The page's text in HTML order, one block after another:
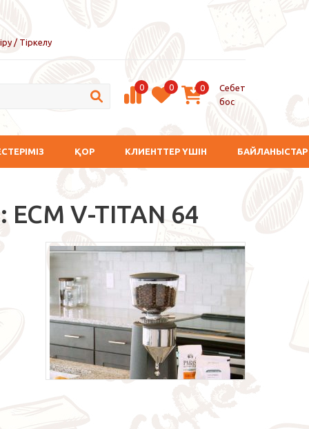
/ Тіркелу
0 0 0
Себет
бос
ҚОР КЛИЕНТТЕР ҮШІН БАЙЛАНЫСТАР
V-TITAN 64